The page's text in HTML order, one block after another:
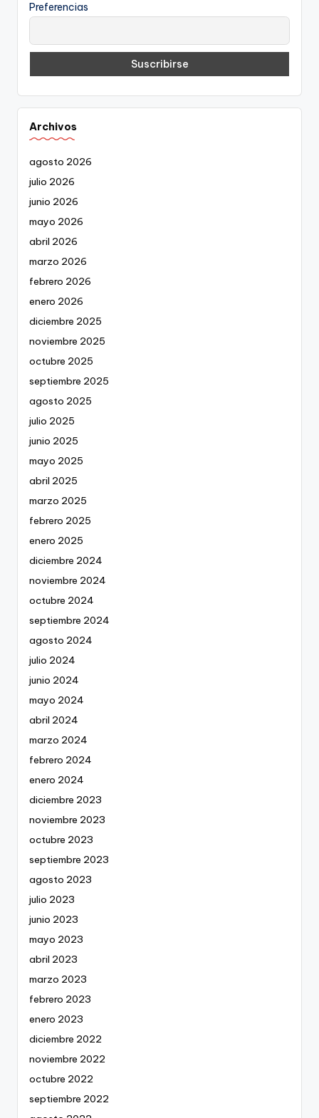
Preferencias
Archivos
agosto 2026
julio 2026
junio 2026
mayo 2026
abril 2026
marzo 2026
febrero 2026
enero 2026
diciembre 2025
noviembre 2025
octubre 2025
septiembre 2025
agosto 2025
julio 2025
junio 2025
mayo 2025
abril 2025
marzo 2025
febrero 2025
enero 2025
diciembre 2024
noviembre 2024
octubre 2024
septiembre 2024
agosto 2024
julio 2024
junio 2024
mayo 2024
abril 2024
marzo 2024
febrero 2024
enero 2024
diciembre 2023
noviembre 2023
octubre 2023
septiembre 2023
agosto 2023
julio 2023
junio 2023
mayo 2023
abril 2023
marzo 2023
febrero 2023
enero 2023
diciembre 2022
noviembre 2022
octubre 2022
septiembre 2022